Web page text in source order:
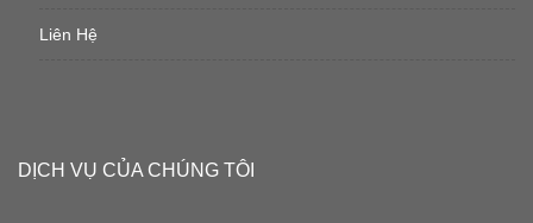
Liên Hệ
DỊCH VỤ CỦA CHÚNG TÔI